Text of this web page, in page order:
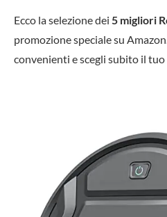
Ecco la selezione dei 5 migliori
promozione speciale su
convenienti e scegli subito il